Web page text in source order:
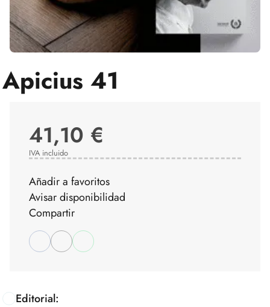
Apicius 41
Editorial:
41,10 €
IVA incluido
Añadir a favoritos
Avisar disponibilidad
Compartir